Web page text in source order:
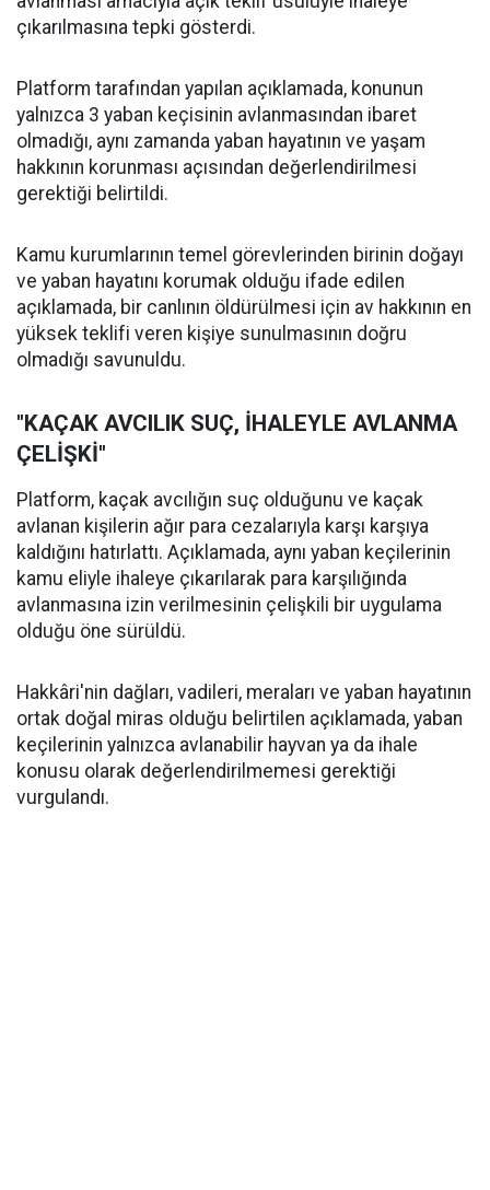
çıkarılmasına tepki gösterdi.
Platform tarafından yapılan açıklamada, konunun
yalnızca 3 yaban keçisinin avlanmasından ibaret
olmadığı, aynı zamanda yaban hayatının ve yaşam
hakkının korunması açısından değerlendirilmesi
gerektiği belirtildi.
Kamu kurumlarının temel görevlerinden birinin doğayı
ve yaban hayatını korumak olduğu ifade edilen
açıklamada, bir canlının öldürülmesi için av hakkının en
yüksek teklifi veren kişiye sunulmasının doğru
olmadığı savunuldu.
"KAÇAK AVCILIK SUÇ, İHALEYLE AVLANMA
ÇELİŞKİ"
Platform, kaçak avcılığın suç olduğunu ve kaçak
avlanan kişilerin ağır para cezalarıyla karşı karşıya
kaldığını hatırlattı. Açıklamada, aynı yaban keçilerinin
kamu eliyle ihaleye çıkarılarak para karşılığında
avlanmasına izin verilmesinin çelişkili bir uygulama
olduğu öne sürüldü.
Hakkâri'nin dağları, vadileri, meraları ve yaban hayatının
ortak doğal miras olduğu belirtilen açıklamada, yaban
keçilerinin yalnızca avlanabilir hayvan ya da ihale
konusu olarak değerlendirilmemesi gerektiği
vurgulandı.